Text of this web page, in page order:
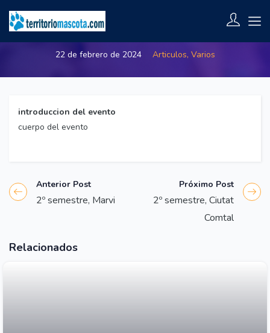
2º semestre, Costa Blanca
22 de febrero de 2024 Articulos, Varios
introduccion del evento
cuerpo del evento
Anterior Post
2º semestre, Marvi
Próximo Post
2º semestre, Ciutat
Comtal
Relacionados